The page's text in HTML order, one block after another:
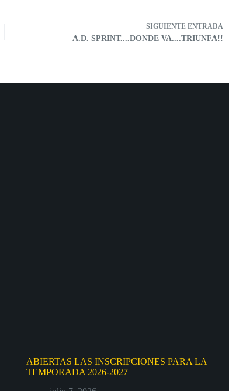
SIGUIENTE ENTRADA
A.D. SPRINT....DONDE VA....TRIUNFA!!
ABIERTAS LAS INSCRIPCIONES PARA LA
TEMPORADA 2026-2027